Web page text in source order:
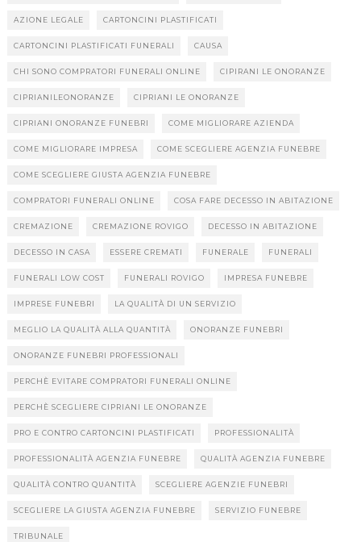
AZIONE LEGALE CARTONCINI PLASTIFICATI
CARTONCINI PLASTIFICATI FUNERALI CAUSA
CHI SONO COMPRATORI FUNERALI ONLINE CIPIRANI LE ONORANZE
CIPRIANILEONORANZE CIPRIANI LE ONORANZE
CIPRIANI ONORANZE FUNEBRI COME MIGLIORARE AZIENDA
COME MIGLIORARE IMPRESA COME SCEGLIERE AGENZIA FUNEBRE
COME SCEGLIERE GIUSTA AGENZIA FUNEBRE
COMPRATORI FUNERALI ONLINE COSA FARE DECESSO IN ABITAZIONE
CREMAZIONE CREMAZIONE ROVIGO DECESSO IN ABITAZIONE
DECESSO IN CASA ESSERE CREMATI FUNERALE FUNERALI
FUNERALI LOW COST FUNERALI ROVIGO IMPRESA FUNEBRE
IMPRESE FUNEBRI LA QUALITÀ DI UN SERVIZIO
MEGLIO LA QUALITÀ ALLA QUANTITÀ ONORANZE FUNEBRI
ONORANZE FUNEBRI PROFESSIONALI
PERCHÈ EVITARE COMPRATORI FUNERALI ONLINE
PERCHÈ SCEGLIERE CIPRIANI LE ONORANZE
PRO E CONTRO CARTONCINI PLASTIFICATI PROFESSIONALITÀ
PROFESSIONALITÀ AGENZIA FUNEBRE QUALITÀ AGENZIA FUNEBRE
QUALITÀ CONTRO QUANTITÀ SCEGLIERE AGENZIE FUNEBRI
SCEGLIERE LA GIUSTA AGENZIA FUNEBRE SERVIZIO FUNEBRE
TRIBUNALE